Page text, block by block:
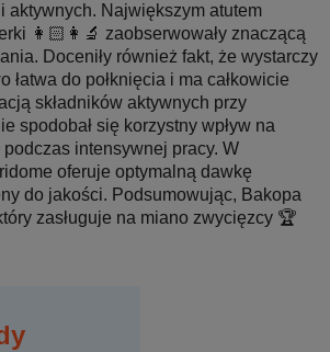
Największym atutem
👩🏻‍👩‍🔬 zaobserwowały znaczącą
Doceniły również fakt, że wystarczy
do połknięcia i ma całkowicie
składników aktywnych przy
spodobał się korzystny wpływ na
intensywnej pracy. W
oferuje optymalną dawkę
do jakości. Podsumowując, Bakopa
zasługuje na miano zwycięzcy 🏆